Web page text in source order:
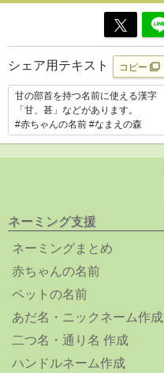
シェア用テキスト コピー
ネーミング支援
ネーミングまとめ
赤ちゃんの名前
ペットの名前
あだ名・ニックネーム作成
二つ名・通り名 作成
ハンドルネーム作成